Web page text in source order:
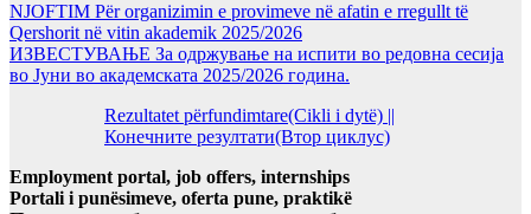
NJOFTIM Për organizimin e provimeve në afatin e rregullt të
Qershorit në vitin akademik 2025/2026
ИЗВЕСТУВАЊЕ За одржување на испити во редовна сесија
во Јуни во академската 2025/2026 година.
Rezultatet përfundimtare(Cikli i dytë) ||
Конечните резултати(Втор циклус)
Employment portal, job offers, internships
Portali i punësimeve, oferta pune, praktikë